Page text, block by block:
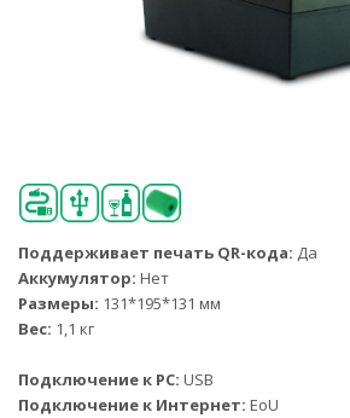
Поддерживает печать QR-кода: Да
Аккумулятор: Нет
Размеры: 131*195*131 мм
Вес: 1,1 кг
Подключение к PC: USB
Подключение к Интернет: EoU